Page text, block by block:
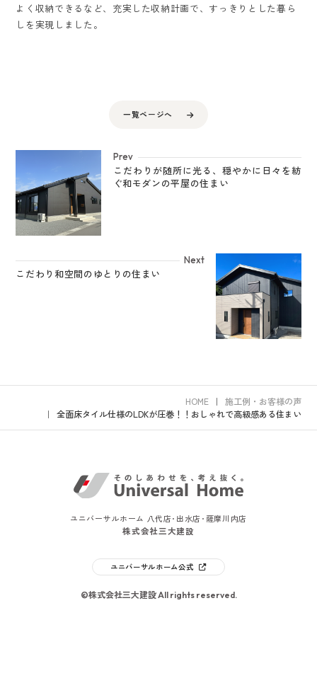
よく収納できるなど、充実した収納計画で、すっきりとした暮ら
しを実現しました。
一覧ページへ
Prev
こだわりが随所に光る、穏やかに日々を紡
ぐ和モダンの平屋の住まい
Next
こだわり和空間のゆとりの住まい
HOME
施工例・お客様の声
全面床タイル仕様のLDKが圧巻！！おしゃれで高級感ある住まい
ユニバーサルホーム 八代店･出水店･薩摩川内店
株式会社三大建設
ユニバーサルホーム公式
©株式会社三大建設 All rights reserved.